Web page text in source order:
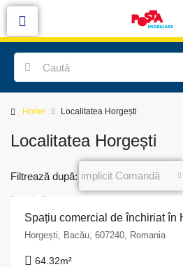
Home Localitatea Horgești
Localitatea Horgești
Filtrează după: implicit Comandă
Horgești, Bacău, 607240, Romania
64.32m²